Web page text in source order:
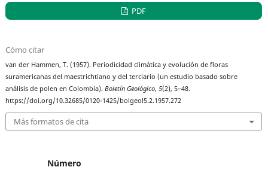
PDF
Cómo citar
van der Hammen, T. (1957). Periodicidad climática y evolución de floras
suramericanas del maestrichtiano y del terciario (un estudio basado sobre
análisis de polen en Colombia).Boletín Geológico,5(2), 5–48.
https://doi.org/10.32685/0120-1425/bolgeol5.2.1957.272
Más formatos de cita
Número